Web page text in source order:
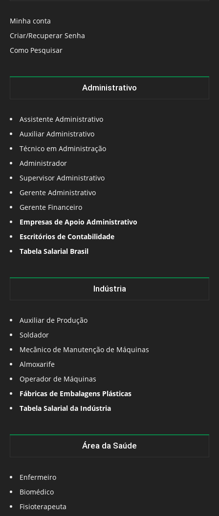
Minha conta
Criar/Recuperar Senha
Como Pesquisar
Administrativo
Assistente Administrativo
Auxiliar Administrativo
Técnico em Administração
Administrador
Supervisor Administrativo
Gerente Administrativo
Gerente Financeiro
Empresas de Apoio Administrativo
Escritórios de Contabilidade
Tabela Salarial Brasil
Indústria
Auxiliar de Produção
Soldador
Mecânico de Manutenção de Máquinas
Almoxarife
Operador de Máquinas
Fábricas de Embalagens Plásticas
Tabela Salarial da Indústria
Área da Saúde
Enfermeiro
Biomédico
Fisioterapeuta